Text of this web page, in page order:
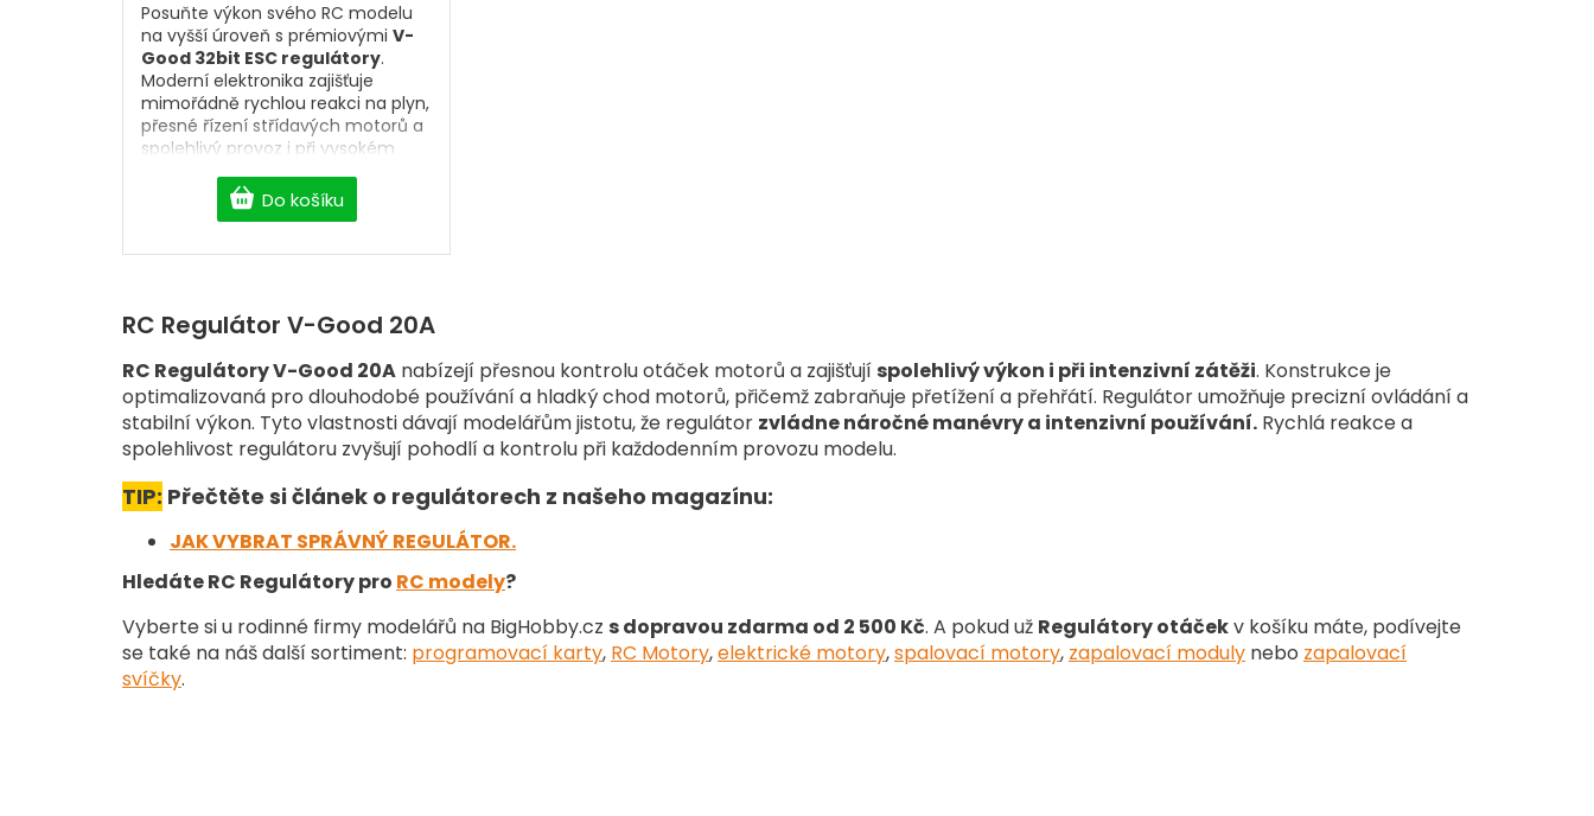
Do košíku
Posuňte výkon svého RC modelu
na vyšší úroveň s prémiovými V-
Good 32bit ESC regulátory.
Moderní elektronika zajišťuje
mimořádně rychlou reakci na plyn,
přesné řízení střídavých motorů a
spolehlivý provoz i při vysokém
zatížení. NabízímeESC
regulátory 6A–160A, včetně
verzí pro 6S, 8S i 14S LiPo
vrtulníky, EDF modely i další
poskytne maximální výkon,
d
a
c
í
p
i
s
RC Regulátor V-Good 20A
RC Regulátory V-Good 20A nabízejí přesnou kontrolu otáček motorů a zajišťují spolehlivý výkon i při intenzivní zátěži. Konstrukce je
optimalizovaná pro dlouhodobé používání a hladký chod motorů, přičemž zabraňuje přetížení a přehřátí. Regulátor umožňuje precizní ovládání a
stabilní výkon. Tyto vlastnosti dávají modelářům jistotu, že regulátor zvládne náročné manévry a intenzivní používání. Rychlá reakce a
spolehlivost regulátoru zvyšují pohodlí a kontrolu při každodenním provozu modelu.
TIP: Přečtěte si článek o regulátorech z našeho magazínu:
JAK VYBRAT SPRÁVNÝ REGULÁTOR.
Hledáte RC Regulátory pro RC modely?
Vyberte si u rodinné firmy modelářů na BigHobby.cz s dopravou zdarma od 2 500 Kč. A pokud už Regulátory otáčekv košíku máte, podívejte
se také na náš další sortiment: programovací karty, RC Motory,elektrické motory,spalovací motory, zapalovací moduly nebo zapalovací
svíčky.